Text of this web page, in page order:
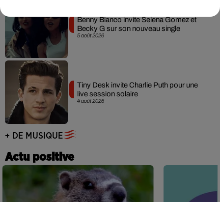
5 août 2026
Benny Blanco invite Selena Gomez et
Becky G sur son nouveau single
4 août 2026
Tiny Desk invite Charlie Puth pour une
live session solaire
+ DE MUSIQUE
Actu positive